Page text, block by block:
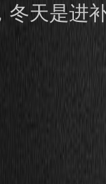
冬天是进